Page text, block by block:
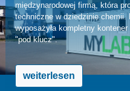
międzynarodowej firmą, która
techniczne w dziedzinie chemii.
wyposażyła kompletny
"pod klucz".
weiterlesen